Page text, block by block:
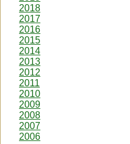
2018
2017
2016
2015
2014
2013
2012
2011
2010
2009
2008
2007
2006